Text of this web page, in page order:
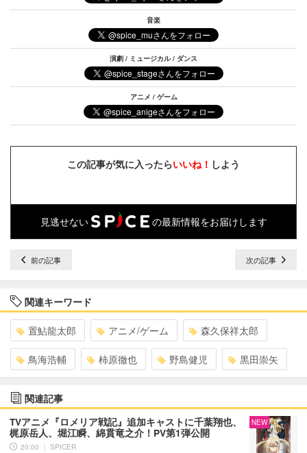
音楽
演劇 / ミュージカル / ダンス
アニメ / ゲーム
この記事が気に入ったらいいね！ しよう
見逃せない の最新情報をお届けします
前の記事 次の記事
関連キーワード
置鮎龍太郎 アニメ/ゲーム 森久保祥太郎
鳥海浩輔 柿原徹也 野島健児 黒田崇矢
関連記事
TVアニメ『ロメリア戦記』追加キャストに千葉翔也、
梶原岳人、堀江瞬、綿貫竜之介！PV第1弾公開
20:00 ｜ SPICER
NEW